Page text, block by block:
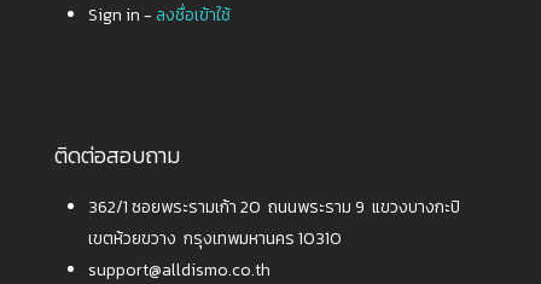
Sign in - ลงชื่อเข้าใช้
ติดต่อสอบถาม
362/1 ซอยพระรามเก้า 20 ถนนพระราม 9 แขวงบางกะปิ
เขตห้วยขวาง กรุงเทพมหานคร 10310
support@alldismo.co.th